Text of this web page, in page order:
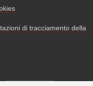
di tracciamento della